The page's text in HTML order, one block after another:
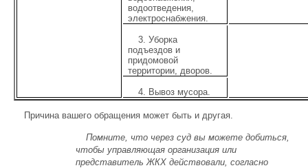
водоотведения,
электроснабжения.
3. Уборка
подъездов и
придомовой
территории, дворов.
4. Вывоз мусора.
Причина вашего обращения может быть и другая.
Помните, что через суд вы можете добиться,
чтобы управляющая организация или
представитель ЖКХ действовали, согласно